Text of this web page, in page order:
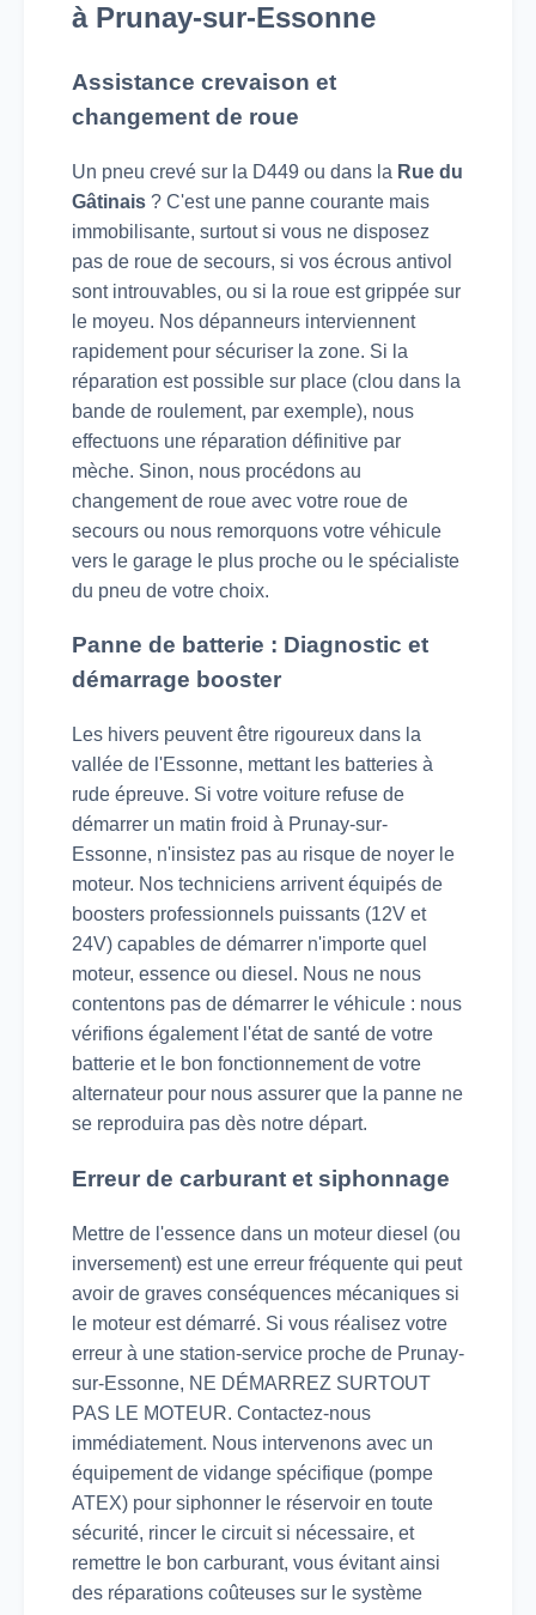
à Prunay-sur-Essonne
Assistance crevaison et
changement de roue
Un pneu crevé sur la D449 ou dans la Rue du
Gâtinais ? C'est une panne courante mais
immobilisante, surtout si vous ne disposez
pas de roue de secours, si vos écrous antivol
sont introuvables, ou si la roue est grippée sur
le moyeu. Nos dépanneurs interviennent
rapidement pour sécuriser la zone. Si la
réparation est possible sur place (clou dans la
bande de roulement, par exemple), nous
effectuons une réparation définitive par
mèche. Sinon, nous procédons au
changement de roue avec votre roue de
secours ou nous remorquons votre véhicule
vers le garage le plus proche ou le spécialiste
du pneu de votre choix.
Panne de batterie : Diagnostic et
démarrage booster
Les hivers peuvent être rigoureux dans la
vallée de l'Essonne, mettant les batteries à
rude épreuve. Si votre voiture refuse de
démarrer un matin froid à Prunay-sur-
Essonne, n'insistez pas au risque de noyer le
moteur. Nos techniciens arrivent équipés de
boosters professionnels puissants (12V et
24V) capables de démarrer n'importe quel
moteur, essence ou diesel. Nous ne nous
contentons pas de démarrer le véhicule : nous
vérifions également l'état de santé de votre
batterie et le bon fonctionnement de votre
alternateur pour nous assurer que la panne ne
se reproduira pas dès notre départ.
Erreur de carburant et siphonnage
Mettre de l'essence dans un moteur diesel (ou
inversement) est une erreur fréquente qui peut
avoir de graves conséquences mécaniques si
le moteur est démarré. Si vous réalisez votre
erreur à une station-service proche de Prunay-
sur-Essonne, NE DÉMARREZ SURTOUT
PAS LE MOTEUR. Contactez-nous
immédiatement. Nous intervenons avec un
équipement de vidange spécifique (pompe
ATEX) pour siphonner le réservoir en toute
sécurité, rincer le circuit si nécessaire, et
remettre le bon carburant, vous évitant ainsi
des réparations coûteuses sur le système